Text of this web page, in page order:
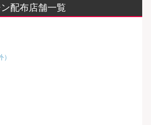
配布店舗一覧